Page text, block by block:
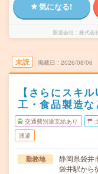
気になる!
派遣会社 株式会
未読 掲載日 2026/08/06
【さらにスキ
工・食品製造
交通費別途支給あり
派遣
勤務地
静岡県袋井
袋井駅から